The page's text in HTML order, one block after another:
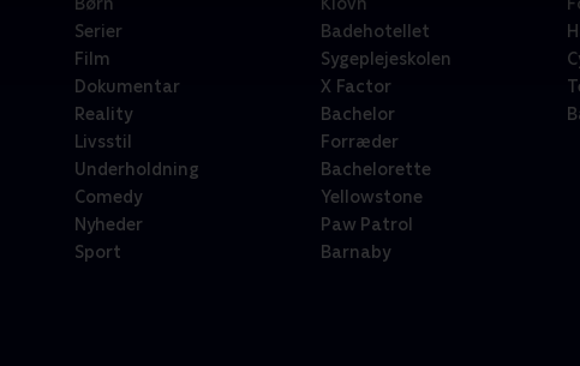
Serier
Film
Dokumentar
Reality
Livsstil
Underholdning
Comedy
Nyheder
Sport
Badehotellet
Sygeplejeskolen
X Factor
Bachelor
Forræder
Bachelorette
Yellowstone
Paw Patrol
Barnaby